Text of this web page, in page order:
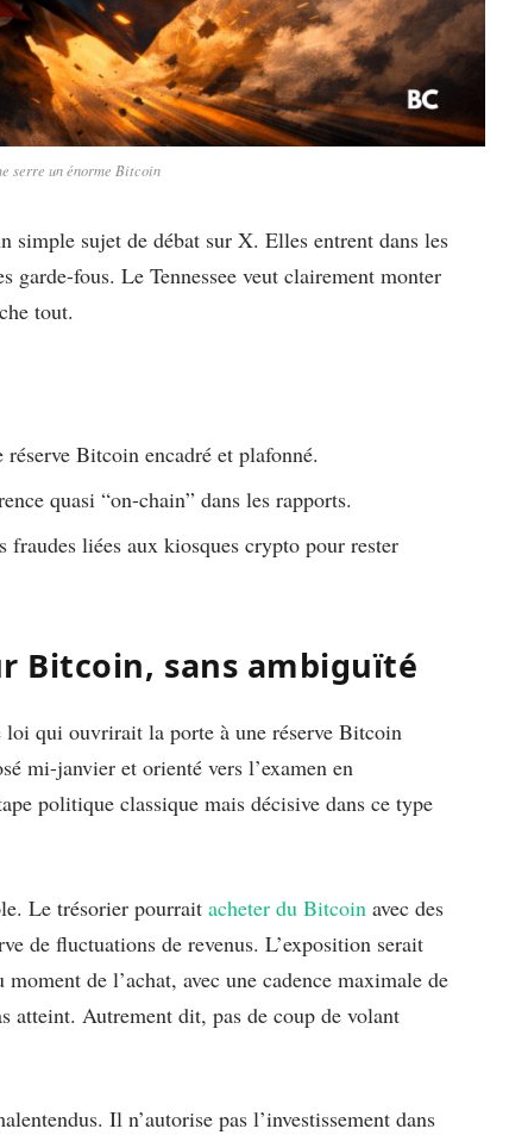
serre un énorme Bitcoin
simple sujet de débat sur X. Elles entrent dans les
garde-fous. Le Tennessee veut clairement monter
tout.
Bitcoin encadré et plafonné.
quasi “on-chain” dans les rapports.
liées aux kiosques crypto pour rester
Bitcoin, sans ambiguïté
loi qui ouvrirait la porte à une réserve Bitcoin
mi-janvier et orienté vers l’examen en
politique classique mais décisive dans ce type
Le trésorier pourrait acheter du Bitcoin avec des
de fluctuations de revenus. L’exposition serait
de l’achat, avec une cadence maximale de
atteint. Autrement dit, pas de coup de volant
Il n’autorise pas l’investissement dans